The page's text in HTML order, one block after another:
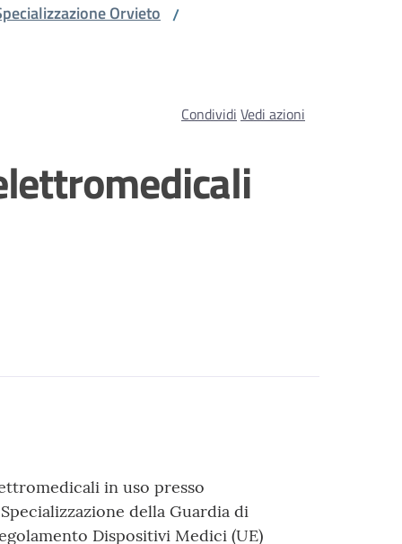
Orvieto /
Condividi Vedi azioni
in uso presso
della Guardia di
Dispositivi Medici (UE)